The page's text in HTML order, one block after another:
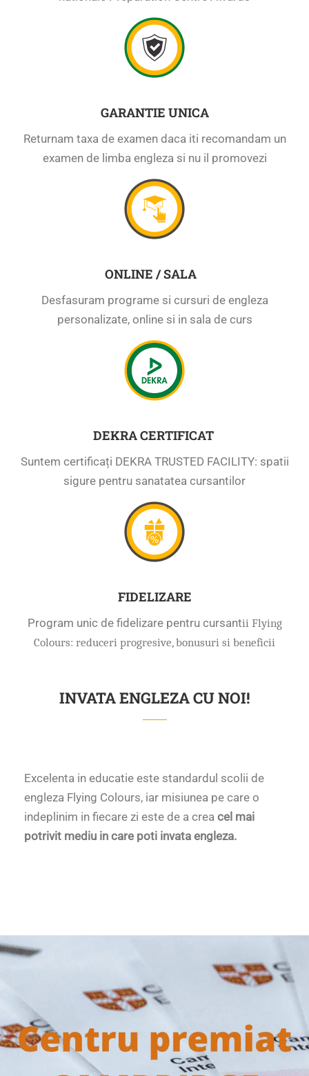
GARANTIE UNICA
Returnam taxa de examen daca iti recomandam un
examen de limba engleza si nu il promovezi
ONLINE / SALA
Desfasuram programe si cursuri de engleza
personalizate, online si in sala de curs
DEKRA CERTIFICAT
Suntem certificați DEKRA TRUSTED FACILITY: spatii
sigure pentru sanatatea cursantilor
FIDELIZARE
Program unic de fidelizare pentru cursantii Flying
Colours: reduceri progresive, bonusuri si beneficii
INVATA ENGLEZA CU NOI!
Excelenta in educatie este standardul scolii de
engleza Flying Colours, iar misiunea pe care o
indeplinim in fiecare zi este de a crea cel mai
potrivit mediu in care poti invata engleza.